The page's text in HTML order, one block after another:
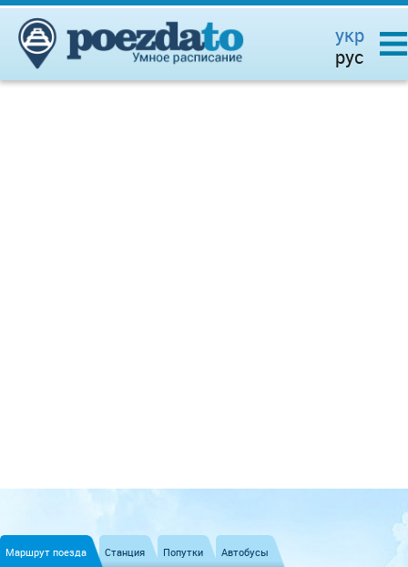
укр
рус
Маршрут поезда Станция Попутки Автобусы